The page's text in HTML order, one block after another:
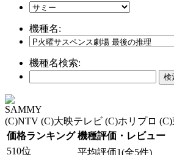
機種名:
機種名検索:
SAMMY
(C)NTV (C)大映テレビ (C)ホリプロ
価格ランキング 機種評価・レビュー
510位
平均評価1(全5件)